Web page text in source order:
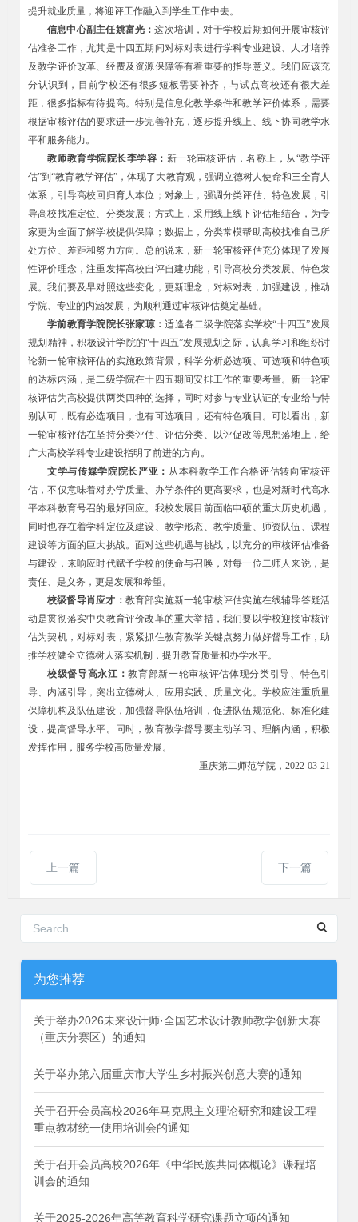
提升就业质量，将迎评工作融入到学生工作中去。
信息中心副主任姚富光：这次培训，对于学校后期如何开展审核评
估准备工作，尤其是十四五期间对标对表进行学科专业建设、人才培养
及教学评价改革、经费及资源保障等有着重要的指导意义。我们应该充
分认识到，目前学校还有很多短板需要补齐，与试点高校还有很大差
距，很多指标有待提高。特别是信息化教学条件和教学评价体系，需要
根据审核评估的要求进一步完善补充，逐步提升线上、线下协同教学水
平和服务能力。
教师教育学院院长李学容： 新一轮审核评估，名称上，从“教学评
估”到“教育教学评估”，体现了大教育观，强调立德树人使命和三全育人
体系，引导高校回归育人本位；对象上，强调分类评估、特色发展，引
导高校找准定位、分类发展；方式上，采用线上线下评估相结合，为专
家更为全面了解学校提供保障；数据上，分类常模帮助高校找准自己所
处方位、差距和努力方向。总的说来，新一轮审核评估充分体现了发展
性评价理念，注重发挥高校自评自建功能，引导高校分类发展、特色发
展。我们要及早对照这些变化，更新理念，对标对表，加强建设，推动
学院、专业的内涵发展，为顺利通过审核评估奠定基础。
学前教育学院院长张家琼：适逢各二级学院落实学校“十四五”发展
规划精神，积极设计学院的“十四五”发展规划之际，认真学习和组织讨
论新一轮审核评估的实施政策背景，科学分析必选项、可选项和特色项
的达标内涵，是二级学院在十四五期间安排工作的重要考量。新一轮审
核评估为高校提供两类四种的选择，同时对参与专业认证的专业给与特
别认可，既有必选项目，也有可选项目，还有特色项目。可以看出，新
一轮审核评估在坚持分类评估、评估分类、以评促改等思想落地上，给
广大高校学科专业建设指明了前进的方向。
文学与传媒学院院长严亚： 从本科教学工作合格评估转向审核评
估，不仅意味着对办学质量、办学条件的更高要求，也是对新时代高水
平本科教育号召的最好回应。我校发展目前面临申硕的重大历史机遇，
同时也存在着学科定位及建设、教学形态、教学质量、师资队伍、课程
建设等方面的巨大挑战。面对这些机遇与挑战，以充分的审核评估准备
与建设，来响应时代赋予学校的使命与召唤，对每一位二师人来说，是
责任、是义务，更是发展和希望。
校级督导肖应才： 教育部实施新一轮审核评估实施在线辅导答疑活
动是贯彻落实中央教育评价改革的重大举措，我们要以学校迎接审核评
估为契机，对标对表，紧紧抓住教育教学关键点努力做好督导工作，助
推学校健全立德树人落实机制，提升教育质量和办学水平。
校级督导高永江：教育部新一轮审核评估体现分类引导、特色引
导、内涵引导，突出立德树人、应用实践、质量文化。学校应注重质量
保障机构及队伍建设，加强督导队伍培训，促进队伍规范化、标准化建
设，提高督导水平。同时，教育教学督导要主动学习、理解内涵，积极
发挥作用，服务学校高质量发展。
重庆第二师范学院，2022-03-21
上一篇 下一篇
为您推荐
关于举办2026未来设计师·全国艺术设计教师教学创新大赛
（重庆分赛区）的通知
关于举办第六届重庆市大学生乡村振兴创意大赛的通知
关于召开会员高校2026年马克思主义理论研究和建设工程
重点教材统一使用培训会的通知
关于召开会员高校2026年《中华民族共同体概论》课程培
训会的通知
关于2025-2026年高等教育科学研究课题立项的通知